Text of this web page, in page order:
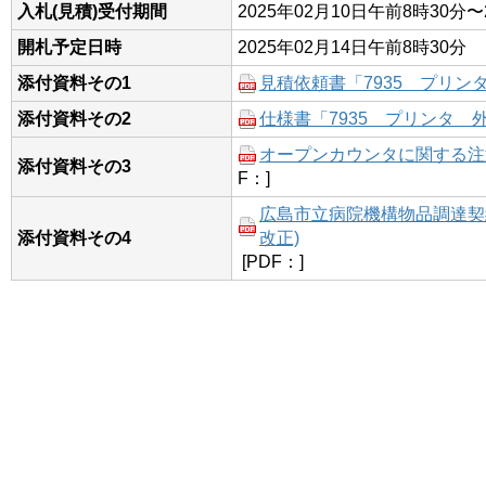
入札(見積)受付期間
2025年02月10日午前8時30分
開札予定日時
2025年02月14日午前8時30分
添付資料その1
見積依頼書「7935 プリン
添付資料その2
仕様書「7935 プリンタ
添付資料その3
オープンカウンタに関する
F：]
添付資料その4
広島市立病院機構物品調達
改正)
[PDF：]